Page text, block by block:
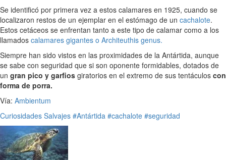
Se identificó por primera vez a estos calamares en 1925, cuando se
localizaron restos de un ejemplar en el estómago de un cachalote.
Estos cetáceos se enfrentan tanto a este tipo de calamar como a los
llamados calamares gigantes o Architeuthis genus.
Siempre han sido vistos en las proximidades de la Antártida, aunque
se sabe con seguridad que si son oponente formidables, dotados de
un gran pico y garfios giratorios en el extremo de sus tentáculos con
forma de porra.
Vía: Ambientum
Curiosidades Salvajes #Antártida #cachalote #seguridad